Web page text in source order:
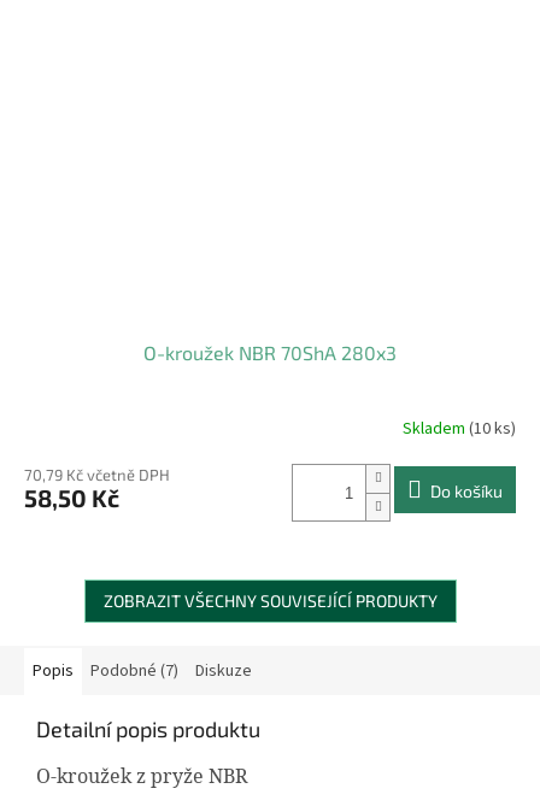
O-kroužek NBR 70ShA 280x3
Skladem (10 ks)
70,79 Kč včetně DPH
58,50 Kč Do košíku
ZOBRAZIT VŠECHNY SOUVISEJÍCÍ PRODUKTY
Popis Podobné (7) Diskuze
Detailní popis produktu
O-kroužek z pryže NBR